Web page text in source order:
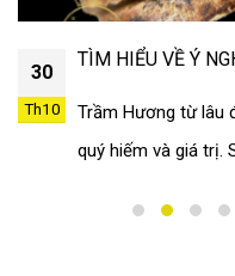
30
Th10
TÌM HIỂU VỀ Ý
Trầm Hương từ lâu
quý hiếm và giá trị.